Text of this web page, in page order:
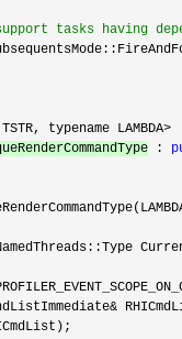
tasks having
:
&